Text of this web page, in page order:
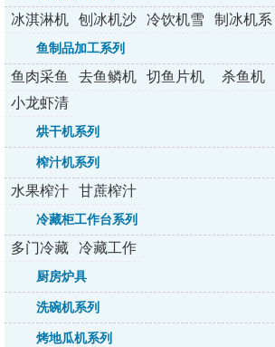
冰淇淋机
系列
刨冰机沙
冰机
冷饮机雪
制冰机系
鱼制品加工系列
鱼肉采鱼
机
去鱼鳞机 切鱼片机 杀鱼机
小龙虾清
洗机
烘干机系列
榨汁机系列
水果榨汁
机系列
甘蔗榨汁
机系列
冷藏柜工作台系列
多门冷藏
柜系列
冷藏工作
厨房炉具
洗碗机系列
烤地瓜机系列